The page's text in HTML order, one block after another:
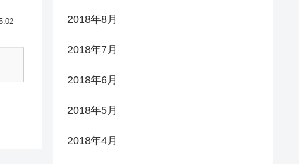
2018年8月
2018年7月
2018年6月
2018年5月
2018年4月